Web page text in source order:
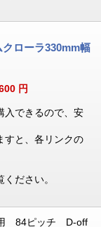
ローラ330mm幅
円
入できるので、安
すと、各リンクの
ださい。